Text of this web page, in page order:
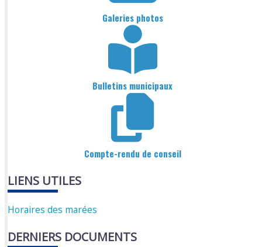
Galeries photos
Bulletins municipaux
Compte-rendu de conseil
LIENS UTILES
Horaires des marées
DERNIERS DOCUMENTS